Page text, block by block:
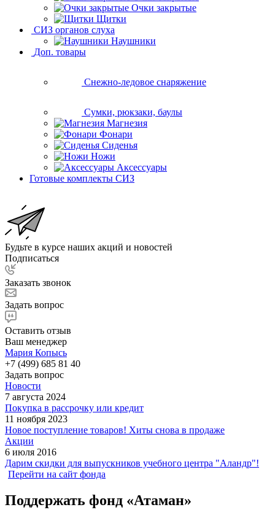
Очки закрытые
Щитки
СИЗ органов слуха
Наушники
Доп. товары
Снежно-ледовое снаряжение
Сумки, рюкзаки, баулы
Магнезия
Фонари
Сиденья
Ножи
Аксессуары
Готовые комплекты СИЗ
Будьте в курсе наших акций и новостей
Подписаться
Заказать звонок
Задать вопрос
Оставить отзыв
Ваш менеджер
Мария Копысь
+7 (499) 685 81 40
Задать вопрос
Новости
7 августа 2024
Покупка в рассрочку или кредит
11 ноября 2023
Новое поступление товаров! Хиты снова в продаже
Акции
6 июля 2016
Дарим скидки для выпускников учебного центра "Аландр"!
Перейти на сайт фонда
Поддержать фонд «Атаман»